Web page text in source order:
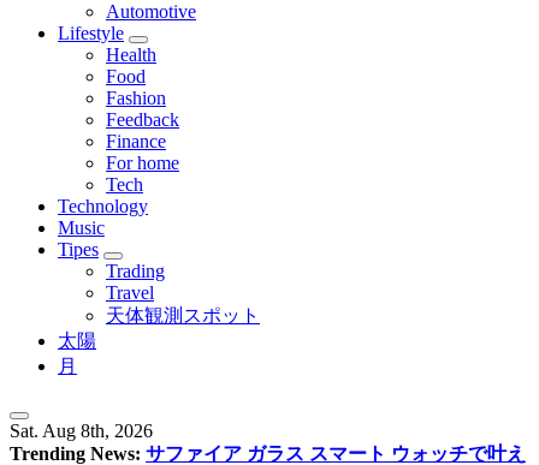
Automotive
Lifestyle
Health
Food
Fashion
Feedback
Finance
For home
Tech
Technology
Music
Tipes
Trading
Travel
天体観測スポット
太陽
月
Sat. Aug 8th, 2026
Trending News: サファイア ガラス スマート ウォッチで叶え